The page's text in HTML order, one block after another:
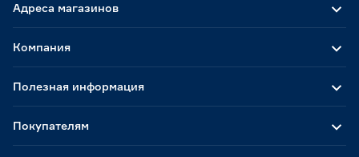
Адреса магазинов
Компания
Полезная информация
Покупателям